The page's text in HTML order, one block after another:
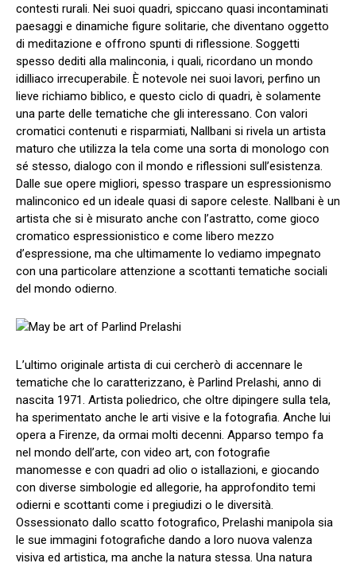
contesti rurali. Nei suoi quadri, spiccano quasi incontaminati
paesaggi e dinamiche figure solitarie, che diventano oggetto
di meditazione e offrono spunti di riflessione. Soggetti
spesso dediti alla malinconia, i quali, ricordano un mondo
idilliaco irrecuperabile. È notevole nei suoi lavori, perfino un
lieve richiamo biblico, e questo ciclo di quadri, è solamente
una parte delle tematiche che gli interessano. Con valori
cromatici contenuti e risparmiati, Nallbani si rivela un artista
maturo che utilizza la tela come una sorta di monologo con
sé stesso, dialogo con il mondo e riflessioni sull’esistenza.
Dalle sue opere migliori, spesso traspare un espressionismo
malinconico ed un ideale quasi di sapore celeste. Nallbani è un
artista che si è misurato anche con l’astratto, come gioco
cromatico espressionistico e come libero mezzo
d’espressione, ma che ultimamente lo vediamo impegnato
con una particolare attenzione a scottanti tematiche sociali
del mondo odierno.
L’ultimo originale artista di cui cercherò di accennare le
tematiche che lo caratterizzano, è Parlind Prelashi, anno di
nascita 1971. Artista poliedrico, che oltre dipingere sulla tela,
ha sperimentato anche le arti visive e la fotografia. Anche lui
opera a Firenze, da ormai molti decenni. Apparso tempo fa
nel mondo dell’arte, con video art, con fotografie
manomesse e con quadri ad olio o istallazioni, e giocando
con diverse simbologie ed allegorie, ha approfondito temi
odierni e scottanti come i pregiudizi o le diversità.
Ossessionato dallo scatto fotografico, Prelashi manipola sia
le sue immagini fotografiche dando a loro nuova valenza
visiva ed artistica, ma anche la natura stessa. Una natura